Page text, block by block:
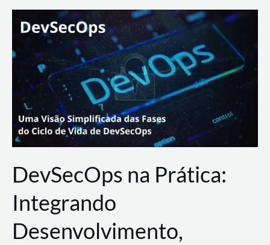
Lance
Rural
DevSecOps na Prática:
Integrando
Desenvolvimento,